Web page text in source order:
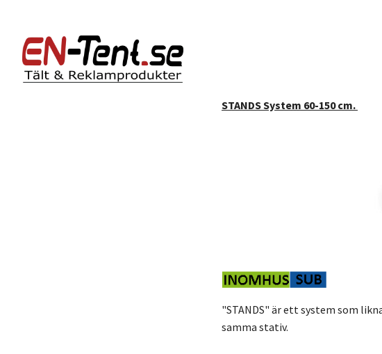
STANDS System 60-150 cm.
"STANDS" är ett system som
samma stativ.